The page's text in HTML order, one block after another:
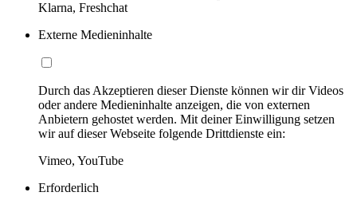
Klarna, Freshchat
Externe Medieninhalte
Durch das Akzeptieren dieser Dienste können wir dir Videos
oder andere Medieninhalte anzeigen, die von externen
Anbietern gehostet werden. Mit deiner Einwilligung setzen
wir auf dieser Webseite folgende Drittdienste ein:
Vimeo, YouTube
Erforderlich